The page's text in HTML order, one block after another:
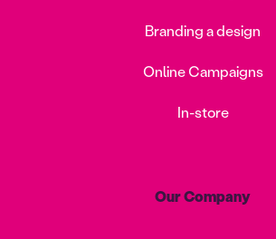
Branding a design
Online Campaigns
In-store
Our Company